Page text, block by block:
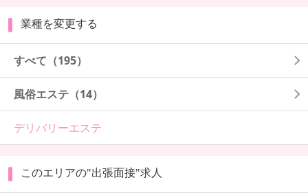
業種を変更する
すべて（195）
風俗エステ（14）
デリバリーエステ
このエリアの"出張面接"求人